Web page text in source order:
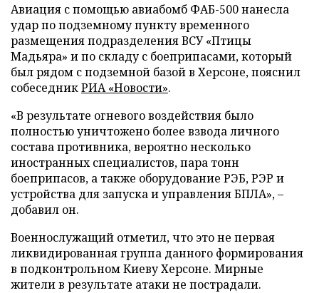
Авиация с помощью авиабомб ФАБ-500 нанесла
удар по подземному пункту временного
размещения подразделения ВСУ «Птицы
Мадьяра» и по складу с боеприпасами, который
был рядом с подземной базой в Херсоне, пояснил
собеседникРИА «Новости».
«В результате огневого воздействия было
полностью уничтожено более взвода личного
состава противника, вероятно несколько
иностранных специалистов, пара тонн
боеприпасов, а также оборудование РЭБ, РЭР и
устройства для запуска и управления БПЛА», –
добавил он.
Военнослужащий отметил, что это не первая
ликвидированная группа данного формирования
в подконтрольном Киеву Херсоне. Мирные
жители в результате атаки не пострадали.